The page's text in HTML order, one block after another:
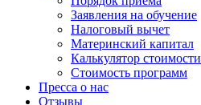
Заявления на обучение
Налоговый вычет
Материнский капитал
Калькулятор стоимости
Стоимость программ
Пресса о нас
Отзывы